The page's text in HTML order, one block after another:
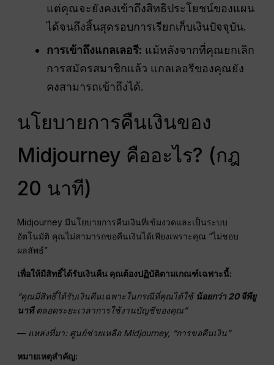
แต่คุณจะยังคงเข้าถึงสิทธิประโยชน์ของแผน
ได้จนถึงสิ้นสุดรอบการเรียกเก็บเงินปัจจุบัน.
การเข้าถึงแกลเลอรี: แม้หลังจากที่คุณยกเลิก
การสมัครสมาชิกแล้ว แกลเลอรีของคุณยัง
คงสามารถเข้าถึงได้.
นโยบายการคืนเงินของ
Midjourney คืออะไร? (กฎ
20 นาที)
Midjourney มีนโยบายการคืนเงินที่เข้มงวดและเป็นระบบ
อัตโนมัติ คุณไม่สามารถขอคืนเงินได้เพียงเพราะคุณ “ไม่ชอบ
ผลลัพธ์”
เพื่อให้มีสิทธิ์ได้รับเงินคืน คุณต้องปฏิบัติตามเกณฑ์เฉพาะนี้:
“คุณมีสิทธิ์ได้รับเงินคืนเฉพาะในกรณีที่คุณได้ใช้ น้อยกว่า 20 จีพียู
นาทีตลอดระยะเวลาการใช้งานบัญชีของคุณ”
— แหล่งที่มา: ศูนย์ช่วยเหลือ Midjourney, “การขอคืนเงิน”
หมายเหตุสำคัญ: